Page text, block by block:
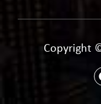
Copyright